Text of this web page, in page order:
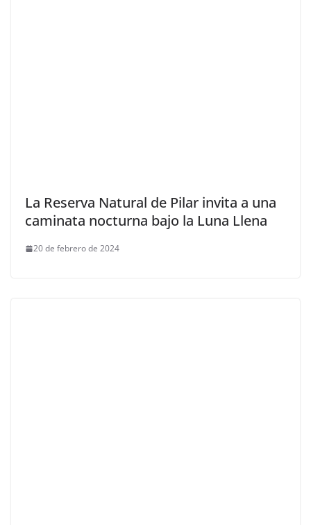
La Reserva Natural de Pilar invita a una
caminata nocturna bajo la Luna Llena
20 de febrero de 2024